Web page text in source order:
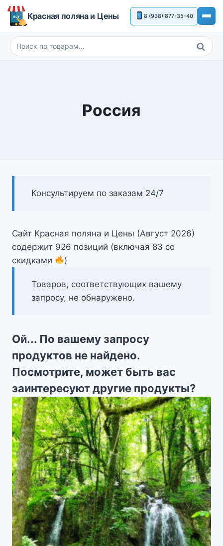
Перейти
Красная поляна и Цены 8 (938) 877-35-40
Искать:
Поиск
Россия
Консультируем по заказам 24/7
Сайт Красная поляна и Цены (Август 2026)
содержит 926 позиций (включая 83 со
скидками
)
Товаров, соответствующих вашему
запросу, не обнаружено.
Ой... По вашему запросу
продуктов не найдено.
Посмотрите, может быть вас
заинтересуют другие продукты?